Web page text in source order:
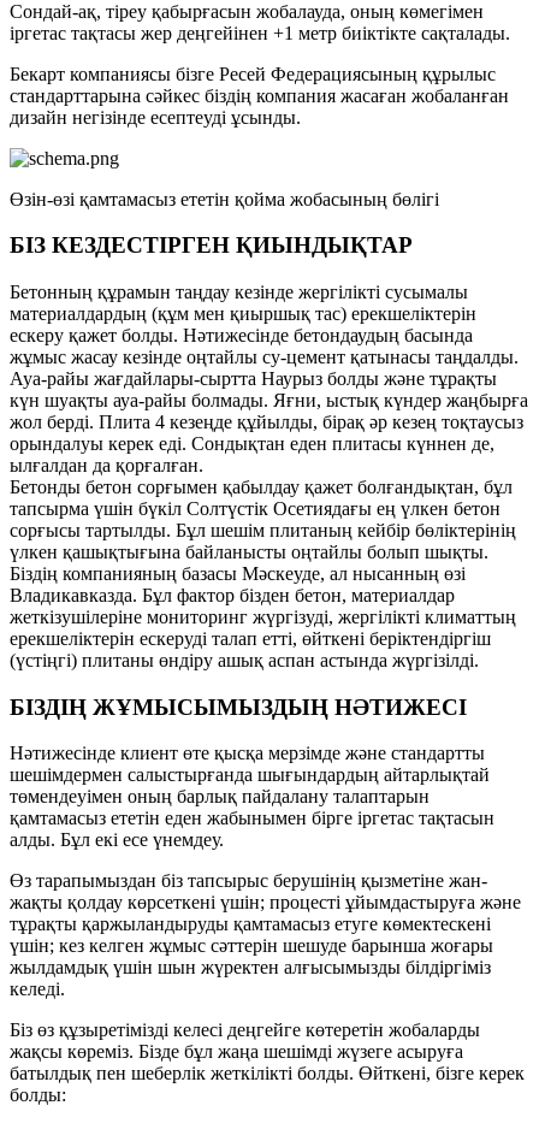
Сондай-ақ, тіреу қабырғасын жобалауда, оның көмегімен
іргетас тақтасы жер деңгейінен +1 метр биіктікте сақталады.
Бекарт компаниясы бізге Ресей Федерациясының құрылыс
стандарттарына сәйкес біздің компания жасаған жобаланған
дизайн негізінде есептеуді ұсынды.
Өзін-өзі қамтамасыз ететін қойма жобасының бөлігі
БІЗ КЕЗДЕСТІРГЕН ҚИЫНДЫҚТАР
Бетонның құрамын таңдау кезінде жергілікті сусымалы
материалдардың (құм мен қиыршық тас) ерекшеліктерін
ескеру қажет болды. Нәтижесінде бетондаудың басында
жұмыс жасау кезінде оңтайлы су-цемент қатынасы таңдалды.
Ауа-райы жағдайлары-сыртта Наурыз болды және тұрақты
күн шуақты ауа-райы болмады. Яғни, ыстық күндер жаңбырға
жол берді. Плита 4 кезеңде құйылды, бірақ әр кезең тоқтаусыз
орындалуы керек еді. Сондықтан еден плитасы күннен де,
ылғалдан да қорғалған.
Бетонды бетон сорғымен қабылдау қажет болғандықтан, бұл
тапсырма үшін бүкіл Солтүстік Осетиядағы ең үлкен бетон
сорғысы тартылды. Бұл шешім плитаның кейбір бөліктерінің
үлкен қашықтығына байланысты оңтайлы болып шықты.
Біздің компанияның базасы Мәскеуде, ал нысанның өзі
Владикавказда. Бұл фактор бізден бетон, материалдар
жеткізушілеріне мониторинг жүргізуді, жергілікті климаттың
ерекшеліктерін ескеруді талап етті, өйткені беріктендіргіш
(үстіңгі) плитаны өндіру ашық аспан астында жүргізілді.
БІЗДІҢ ЖҰМЫСЫМЫЗДЫҢ НӘТИЖЕСІ
Нәтижесінде клиент өте қысқа мерзімде және стандартты
шешімдермен салыстырғанда шығындардың айтарлықтай
төмендеуімен оның барлық пайдалану талаптарын
қамтамасыз ететін еден жабынымен бірге іргетас тақтасын
алды. Бұл екі есе үнемдеу.
Өз тарапымыздан біз тапсырыс берушінің қызметіне жан-
жақты қолдау көрсеткені үшін; процесті ұйымдастыруға және
тұрақты қаржыландыруды қамтамасыз етуге көмектескені
үшін; кез келген жұмыс сәттерін шешуде барынша жоғары
жылдамдық үшін шын жүректен алғысымызды білдіргіміз
келеді.
Біз өз құзыретімізді келесі деңгейге көтеретін жобаларды
жақсы көреміз. Бізде бұл жаңа шешімді жүзеге асыруға
батылдық пен шеберлік жеткілікті болды. Өйткені, бізге керек
болды: